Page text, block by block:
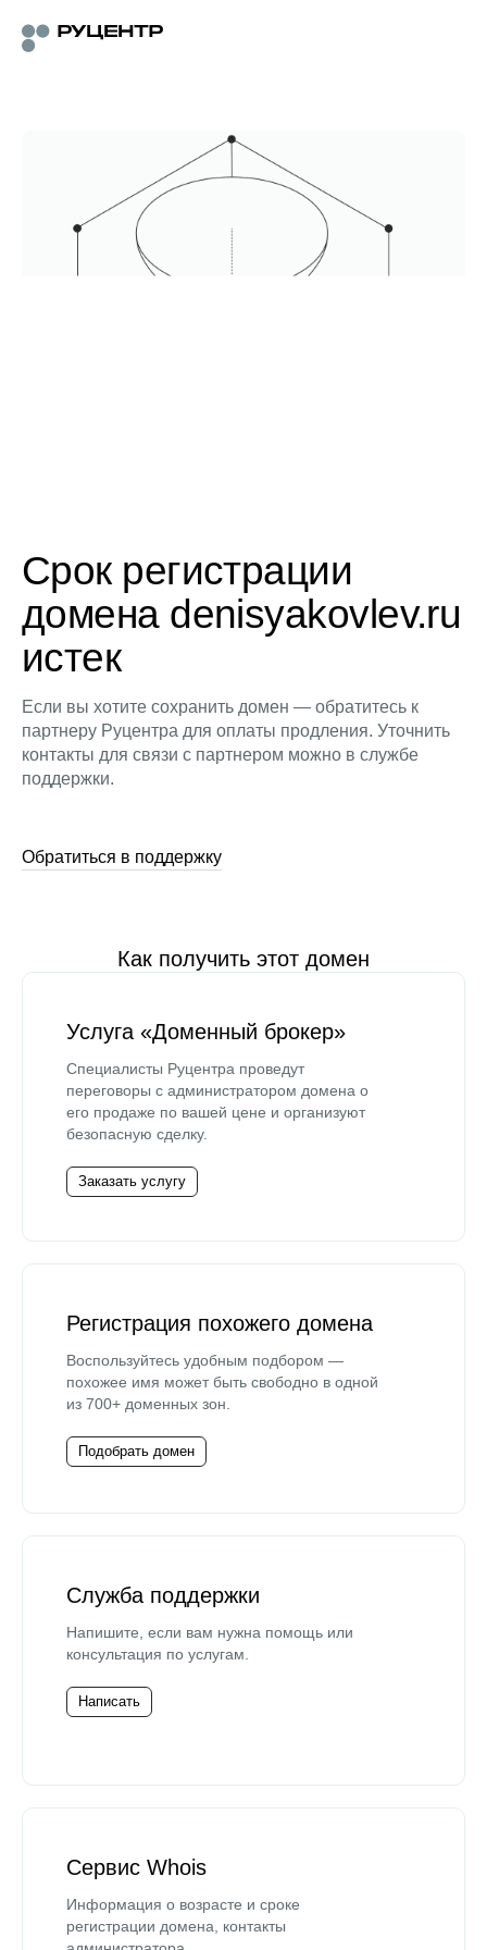
Срок регистрации
домена denisyakovlev.ru
истек
Если вы хотите сохранить домен — обратитесь к
партнеру Руцентра для оплаты продления. Уточнить
контакты для связи с партнером можно в службе
поддержки.
Обратиться в поддержку
Как получить этот домен
Услуга «Доменный брокер»
Специалисты Руцентра проведут
переговоры с администратором домена о
его продаже по вашей цене и организуют
безопасную сделку.
Заказать услугу
Регистрация похожего домена
Воспользуйтесь удобным подбором —
похожее имя может быть свободно в одной
из 700+ доменных зон.
Подобрать домен
Служба поддержки
Напишите, если вам нужна помощь или
консультация по услугам.
Написать
Сервис Whois
Информация о возрасте и сроке
регистрации домена, контакты